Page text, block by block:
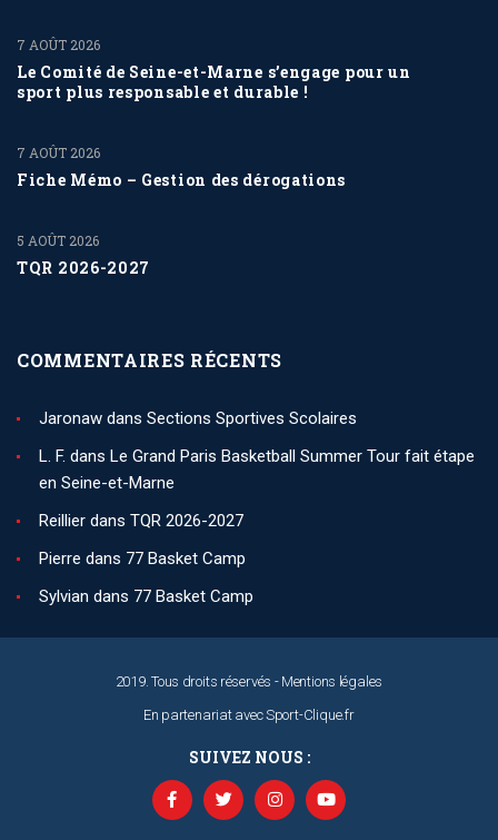
Le Comité de Seine-et-Marne s’engage pour un
sport plus responsable et durable !
7 AOÛT 2026
Fiche Mémo – Gestion des dérogations
7 AOÛT 2026
TQR 2026-2027
5 AOÛT 2026
COMMENTAIRES RÉCENTS
Jaronaw dans Sections Sportives Scolaires
L. F. dans Le Grand Paris Basketball Summer Tour fait étape
en Seine-et-Marne
Reillier dans TQR 2026-2027
Pierre dans 77 Basket Camp
Sylvian dans 77 Basket Camp
2019. Tous droits réservés - Mentions légales
En partenariat avecSport-Clique.fr
SUIVEZ NOUS :